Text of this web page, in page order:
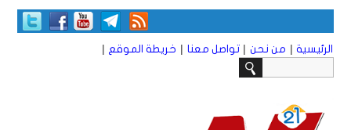
الرئيسية | من نحن | تواصل معنا | خريطة الموقع |